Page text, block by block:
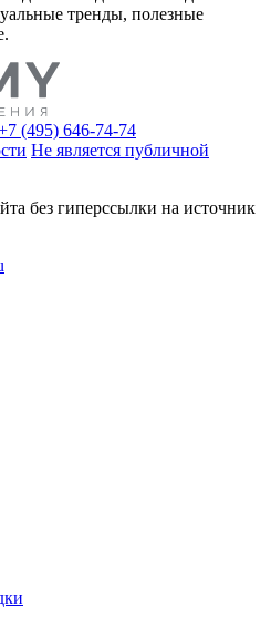
тренды, полезные
(495) 646-74-74
Не является публичной
без гиперссылки на источник